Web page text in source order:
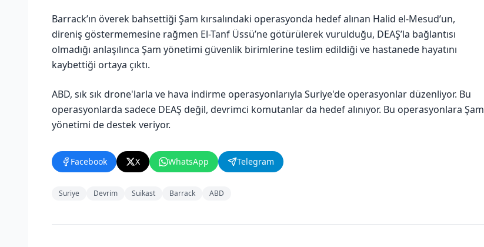
Barrack’ın överek bahsettiği Şam kırsalındaki operasyonda hedef alınan Halid el-Mesud’un,
direniş göstermemesine rağmen El-Tanf Üssü’ne götürülerek vurulduğu, DEAŞ’la bağlantısı
olmadığı anlaşılınca Şam yönetimi güvenlik birimlerine teslim edildiği ve hastanede hayatını
kaybettiği ortaya çıktı.
ABD, sık sık drone'larla ve hava indirme operasyonlarıyla Suriye'de operasyonlar düzenliyor. Bu
operasyonlarda sadece DEAŞ değil, devrimci komutanlar da hedef alınıyor. Bu operasyonlara Şam
yönetimi de destek veriyor.
Facebook X WhatsApp Telegram
Suriye Devrim Suikast Barrack ABD